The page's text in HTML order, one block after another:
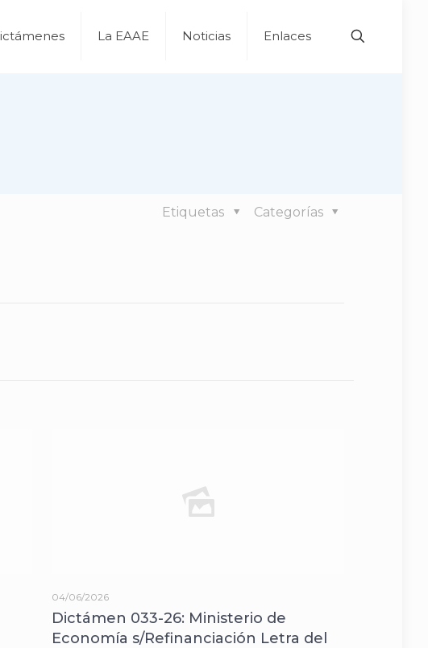
La EAAE Noticias Enlaces
Categorías
Etiquetas
04/06/2026
Dictámen 033-26: Ministerio de
Economía s/Refinanciación Letra del